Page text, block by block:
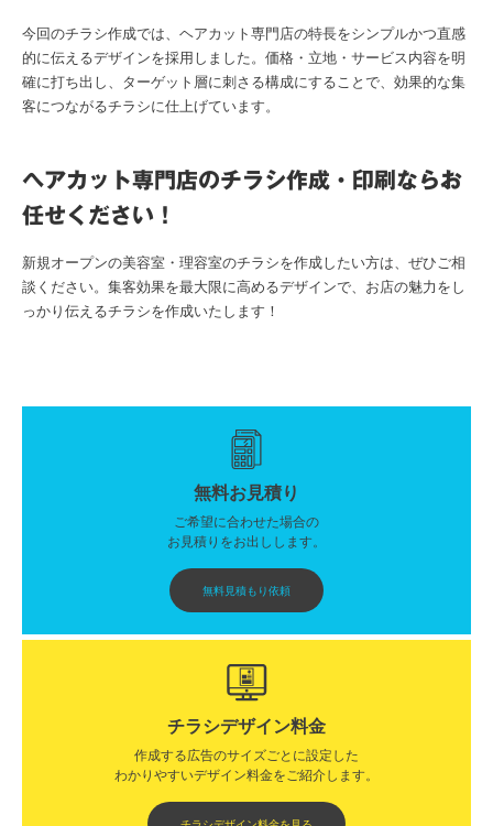
今回のチラシ作成では、ヘアカット専門店の特長をシンプルかつ直感
的に伝えるデザインを採用しました。価格・立地・サービス内容を明
確に打ち出し、ターゲット層に刺さる構成にすることで、効果的な集
客につながるチラシに仕上げています。
ヘアカット専門店のチラシ作成・印刷ならお
任せください！
新規オープンの美容室・理容室のチラシを作成したい方は、ぜひご相
談ください。集客効果を最大限に高めるデザインで、お店の魅力をし
っかり伝えるチラシを作成いたします！
無料お見積り
ご希望に合わせた場合の
お見積りをお出しします。
無料見積もり依頼
チラシデザイン料金
作成する広告のサイズごとに設定した
わかりやすいデザイン料金をご紹介します。​​